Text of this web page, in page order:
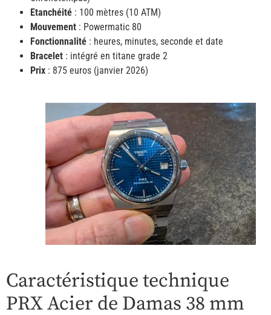
Etanchéité : 100 mètres (10 ATM)
Mouvement : Powermatic 80
Fonctionnalité : heures, minutes, seconde et date
Bracelet : intégré en titane grade 2
Prix : 875 euros (janvier 2026)
Caractéristique technique
PRX Acier de Damas 38 mm